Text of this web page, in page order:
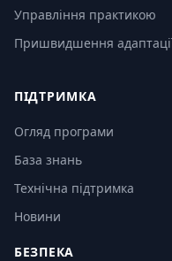
Управління практикою
Пришвидшення адаптації
ПІДТРИМКА
Огляд програми
База знань
Технічна підтримка
Новини
БЕЗПЕКА